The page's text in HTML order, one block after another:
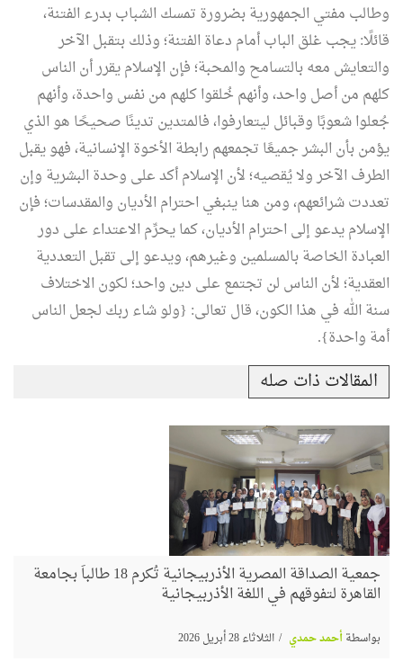
وطالب مفتي الجمهورية بضرورة تمسك الشباب بدرء الفتنة،
قائلًا: يجب غلق الباب أمام دعاة الفتنة؛ وذلك بتقبل الآخر
والتعايش معه بالتسامح والمحبة؛ فإن الإسلام يقرر أن الناس
كلهم من أصل واحد، وأنهم خُلقوا كلهم من نفس واحدة، وأنهم
جُعلوا شعوبًا وقبائل ليتعارفوا، فالمتدين تدينًا صحيحًا هو الذي
يؤمن بأن البشر جميعًا تجمعهم رابطة الأخوة الإنسانية، فهو يقبل
الطرف الآخر ولا يُقصيه؛ لأن الإسلام أكد على وحدة البشرية وإن
تعددت شرائعهم، ومن هنا ينبغي احترام الأديان والمقدسات؛ فإن
الإسلام يدعو إلى احترام الأديان، كما يحرِّم الاعتداء على دور
العبادة الخاصة بالمسلمين وغيرهم، ويدعو إلى تقبل التعددية
العقدية؛ لأن الناس لن تجتمع على دين واحد؛ لكون الاختلاف
سنة الله في هذا الكون، قال تعالى: {ولو شاء ربك لجعل الناس
أمة واحدة}.
المقالات ذات صله
جمعية الصداقة المصرية الأذربيجانية تُكرم 18 طالباً بجامعة
القاهرة لتفوقهم في اللغة الأذربيجانية
بواسطةأحمد حمدي الثلاثاء 28 أبريل 2026